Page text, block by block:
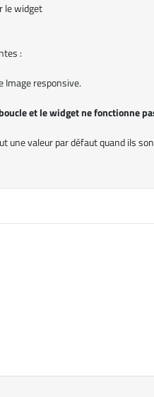
le widget
:
Image responsive.
et le widget ne fonctionne
une valeur par défaut quand ils